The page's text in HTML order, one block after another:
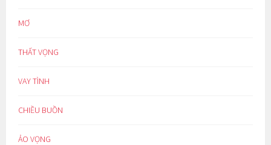
MƠ
THẤT VỌNG
VAY TÌNH
CHIỀU BUỒN
ẢO VỌNG